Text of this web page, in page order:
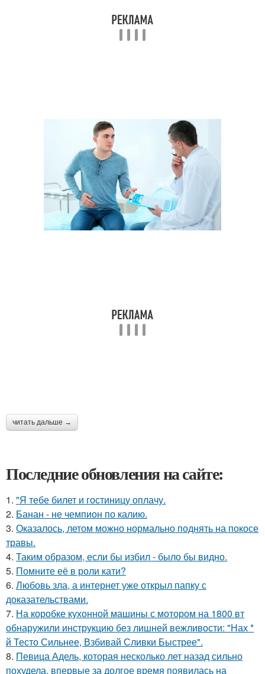
читать дальше →
Последние обновления на сайте:
1. "Я тебе билет и гостиницу оплачу.
2. Банан - не чемпион по калию.
3. Оказалось, летом можно нормально поднять на покосе
травы.
4. Таким образом, если бы избил - было бы видно.
5. Помните её в роли кати?
6. Любовь зла, а интернет уже открыл папку с
доказательствами.
7. На коробке кухонной машины с мотором на 1800 вт
обнаружили инструкцию без лишней вежливости: "Нах *
й Тесто Сильнее, Взбивай Сливки Быстрее".
8. Певица Адель, которая несколько лет назад сильно
похудела, впервые за долгое время появилась на